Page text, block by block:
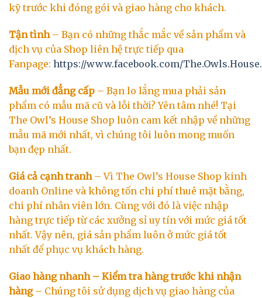
kỹ trước khi đóng gói và giao hàng cho khách.
Tận tình– Bạn có những thắc mắc về sản phẩm và
dịch vụ của Shop liên hệ trực tiếp qua
Fanpage: https://www.facebook.com/
Mẫu mới đẳng cấp – Bạn lo lắng mua phải sản
phẩm có mẫu mã cũ và lỗi thời? Yên tâm nhé! Tại
The Owl’s House Shop luôn cam kết nhập về những
mẫu mã mới nhất, vì chúng tôi luôn mong muốn
bạn đẹp nhất.
Giá cả cạnh tranh– Vì The Owl’s House Shop kinh
doanh Online và không tốn chi phí thuê mặt bằng,
chi phí nhân viên lớn. Cùng với đó là việc nhập
hàng trực tiếp từ các xưởng sỉ uy tín với mức giá tốt
nhất. Vậy nên, giá sản phẩm luôn ở mức giá tốt
nhất để phục vụ khách hàng.
Giao hàng nhanh – Kiểm tra hàng trước khi nhận
hàng– Chúng tôi sử dụng dịch vụ giao hàng của